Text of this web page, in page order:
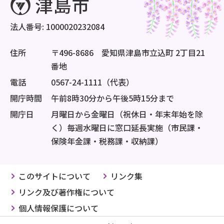
法人番号: 1000020232084
住所
〒496-8686 愛知県津島市立込町 2丁目21
番地
電話
0567-24-1111（代表）
開庁時間
午前8時30分から午後5時15分まで
開庁日
月曜日から金曜日（祝休日・年末年始を除
く）毎週水曜日に窓口延長実施（市民課・
保険年金課・税務課・収納課）
このサイトについて
リンク集
リンク及び著作権について
個人情報保護について